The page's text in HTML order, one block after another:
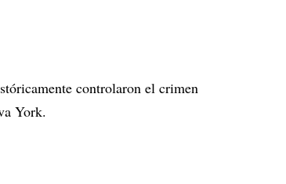
controlaron el crimen
York.